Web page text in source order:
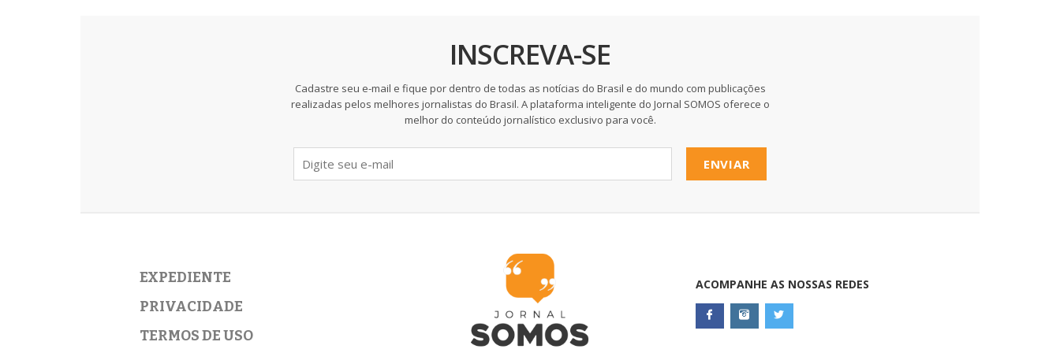
INSCREVA-SE
Cadastre seu e-mail e fique por dentro de todas as notícias do Brasil e do mundo com publicações
realizadas pelos melhores jornalistas do Brasil. A plataforma inteligente do Jornal SOMOS oferece o
melhor do conteúdo jornalístico exclusivo para você.
ENVIAR
EXPEDIENTE
PRIVACIDADE
TERMOS DE USO
ACOMPANHE AS NOSSAS REDES